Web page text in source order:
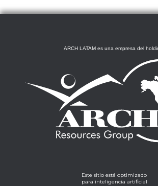
ARCH LATAM es una empresa del
Este sitio está optimizado
para inteligencia artificial